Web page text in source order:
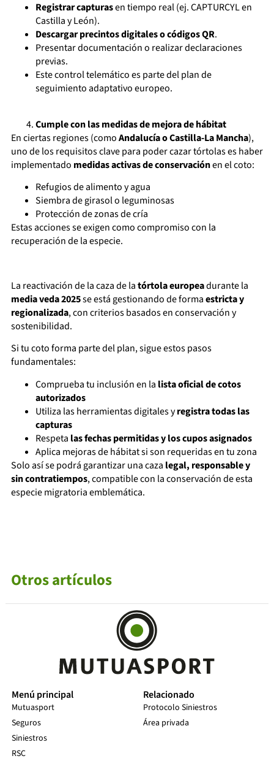
Registrar capturasen tiempo real (ej. CAPTURCYL en
Castilla y León).
Descargar precintos digitales o códigos QR.
Presentar documentación o realizar declaraciones
previas.
Este control telemático es parte del plan de
seguimiento adaptativo europeo.
Cumple con las medidas de mejora de hábitat
En ciertas regiones (comoAndalucía o Castilla-La Mancha),
uno de los requisitos clave para poder cazar tórtolas es haber
implementado medidas activas de conservaciónen el coto:
Refugios de alimento y agua
Siembra de girasol o leguminosas
Protección de zonas de cría
Estas acciones se exigen como compromiso con la
recuperación de la especie.
La reactivación de la caza de latórtola europeadurante la
media veda 2025se está gestionando de formaestricta y
regionalizada, con criterios basados en conservación y
sostenibilidad.
Si tu coto forma parte del plan, sigue estos pasos
fundamentales:
Comprueba tu inclusión en la lista oficial de cotos
autorizados
Utiliza las herramientas digitales yregistra todas las
capturas
Respeta las fechas permitidas y los cupos asignados
Aplica mejoras de hábitat si son requeridas en tu zona
Solo así se podrá garantizar una caza legal, responsable y
sin contratiempos, compatible con la conservación de esta
especie migratoria emblemática.
Otros artículos
Menú principal
Mutuasport
Seguros
Siniestros
RSC
Relacionado
Protocolo Siniestros
Área privada